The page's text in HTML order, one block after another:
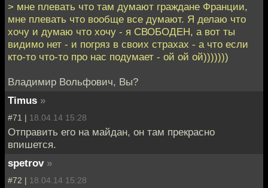
> мне плевать что там думают граждане Франции,
мне плевать что вообще все думают. Я делаю что
хочу и думаю что хочу - я СВОБОДЕН, а вот ты
видимо нет - и погряз в своих страхах - а что если
кто-то что-то про нас подумает - ой ой ой)))))))
Владимир Вольфович, Вы?
Timus »
#71 | 18.04.14 15:28
Отправить его на майдан, он там прекрасно
впишется.
spetrov »
#72 | 18.04.14 15:28